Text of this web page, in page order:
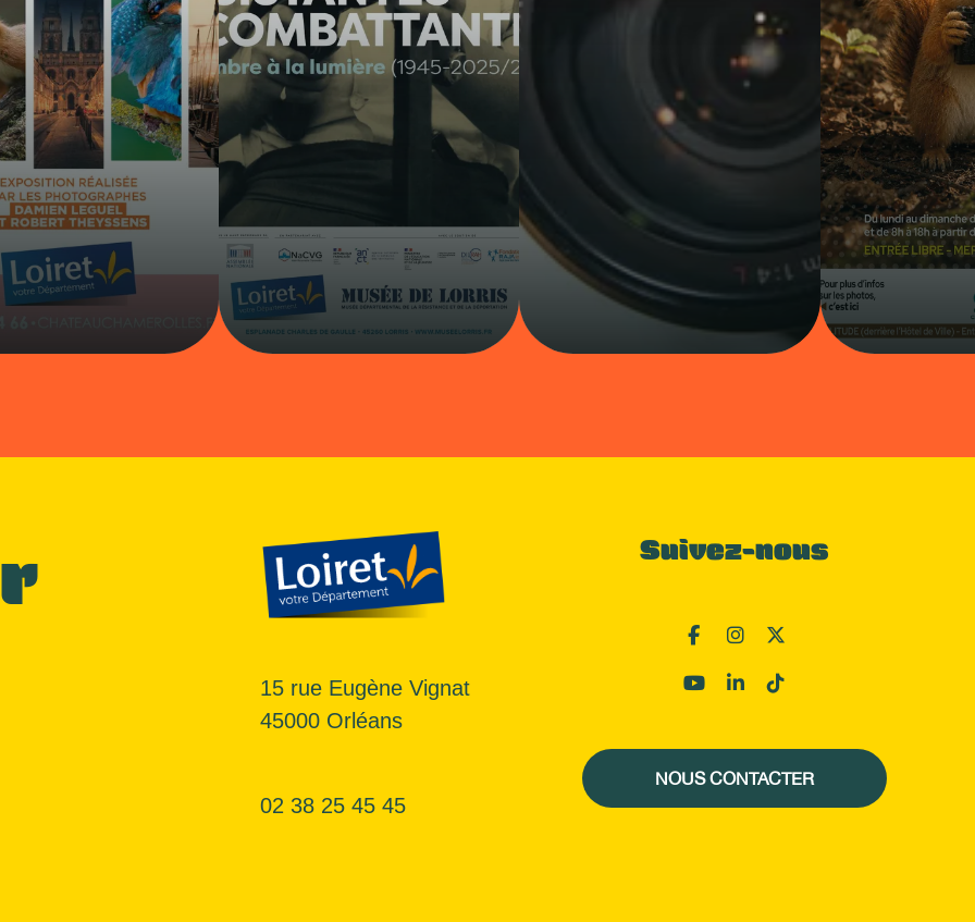
15 rue Eugène Vignat
45000 Orléans
02 38 25 45 45
Suivez-nous
NOUS CONTACTER